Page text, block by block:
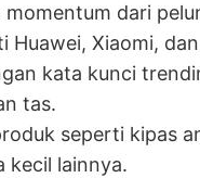
dari
Huawei, Xiaomi,
kata kunci
tas.
seperti kipas
kecil lainnya.